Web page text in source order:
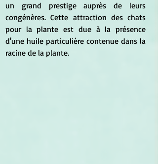
un grand prestige auprès de leurs
congénères. Cette attraction des chats
pour la plante est due à la présence
d'une huile particulière contenue dans la
racine de la plante.